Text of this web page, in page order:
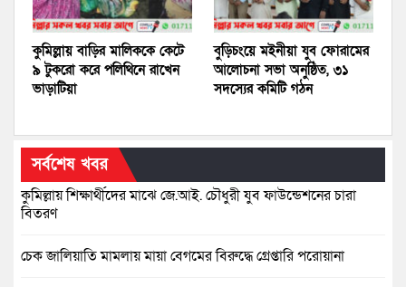
কুমিল্লায় বাড়ির মালিককে কেটে
৯ টুকরো করে পলিথিনে রাখেন
ভাড়াটিয়া
বুড়িচংয়ে মইনীয়া যুব ফোরামের
আলোচনা সভা অনুষ্ঠিত, ৩১
সদস্যের কমিটি গঠন
সর্বশেষ খবর
কুমিল্লায় শিক্ষার্থীদের মাঝে জে.আই. চৌধুরী যুব ফাউন্ডেশনের চারা
বিতরণ
চেক জালিয়াতি মামলায় মায়া বেগমের বিরুদ্ধে গ্রেপ্তারি পরোয়ানা